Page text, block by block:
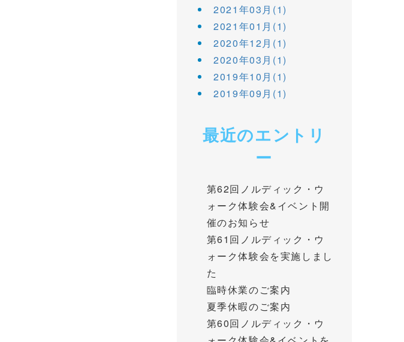
2021年03月(1)
2021年01月(1)
2020年12月(1)
2020年03月(1)
2019年10月(1)
2019年09月(1)
最近のエントリ
ー
第62回ノルディック・ウ
ォーク体験会&イベント開
催のお知らせ
第61回ノルディック・ウ
ォーク体験会を実施しまし
た
臨時休業のご案内
夏季休暇のご案内
第60回ノルディック・ウ